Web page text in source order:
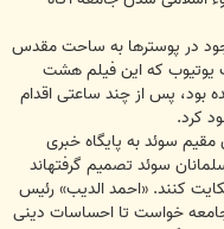
در پوسترها به ساحت مقدس
که این فیلم هشت
بود، پس از چند ساعتی اقدام
کرد.
سوئد به پایگاه خبری
سوئد تصمیم گرفته‏اند
کنند. «احمد الدیب» رئیس
خواست تا احساسات دینی